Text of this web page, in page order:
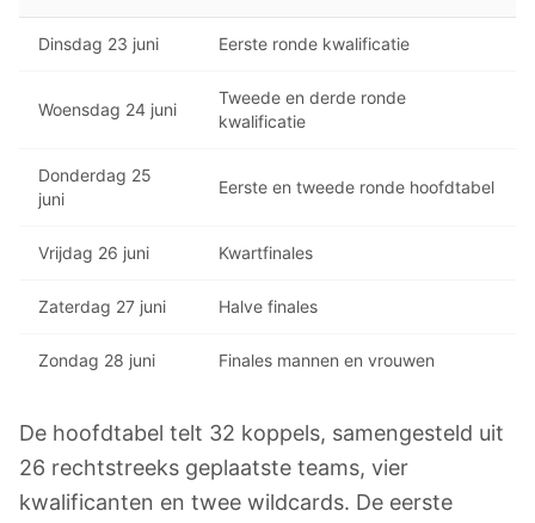
Dinsdag 23 juni Eerste ronde kwalificatie
Woensdag 24 juni
Tweede en derde ronde
kwalificatie
Donderdag 25
juni
Eerste en tweede ronde hoofdtabel
Vrijdag 26 juni Kwartfinales
Zaterdag 27 juni Halve finales
Zondag 28 juni Finales mannen en vrouwen
De hoofdtabel telt 32 koppels, samengesteld uit
26 rechtstreeks geplaatste teams, vier
kwalificanten en twee wildcards. De eerste